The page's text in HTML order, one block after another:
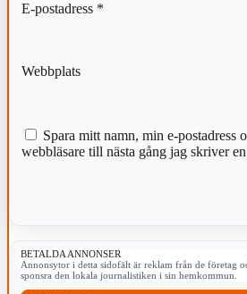
E-postadress *
Webbplats
Spara mitt namn, min e-postadress
webbläsare till nästa gång jag skriver
BETALDA ANNONSER
Annonsytor i detta sidofält är reklam från de företag
sponsra den lokala journalistiken i sin hemkommun.